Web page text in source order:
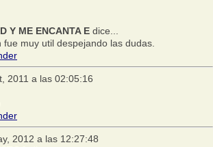
Y ME ENCANTA E dice...
muy util despejando las dudas.
2011 a las 02:05:16
2012 a las 12:27:48